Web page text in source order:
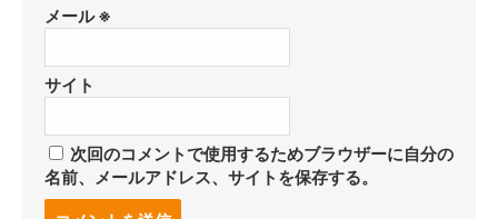
メール※
サイト
次回のコメントで使用するためブラウザーに自分の
名前、メールアドレス、サイトを保存する。